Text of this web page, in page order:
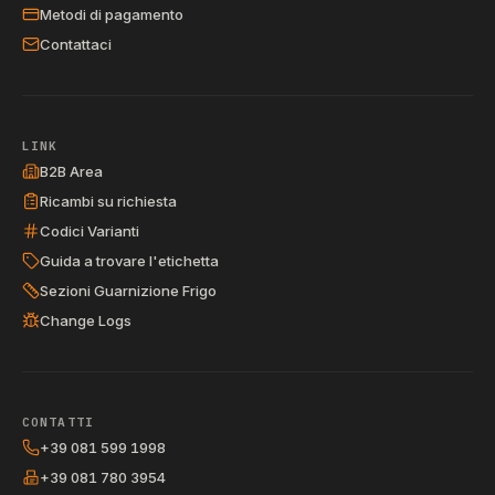
Metodi di pagamento
Contattaci
LINK
B2B Area
Ricambi su richiesta
Codici Varianti
Guida a trovare l'etichetta
Sezioni Guarnizione Frigo
Change Logs
CONTATTI
+39 081 599 1998
+39 081 780 3954